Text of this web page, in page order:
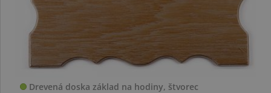
Drevená doska základ na hodiny, štvorec